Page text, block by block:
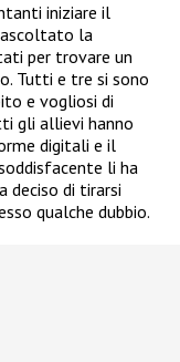
iniziare il
ascoltato la
per trovare un
Tutti e tre si sono
e vogliosi di
gli allievi hanno
digitali e il
li ha
deciso di tirarsi
qualche dubbio.